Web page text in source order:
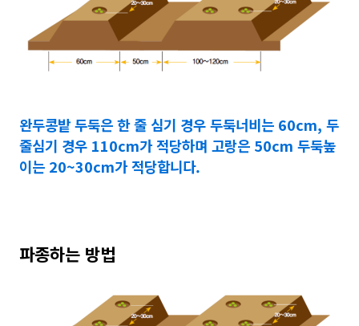
완두콩밭 두둑은 한 줄 심기 경우 두둑너비는 60cm, 두
줄심기 경우 110cm가 적당하며 고랑은 50cm 두둑높
이는 20~30cm가 적당합니다.
파종하는 방법